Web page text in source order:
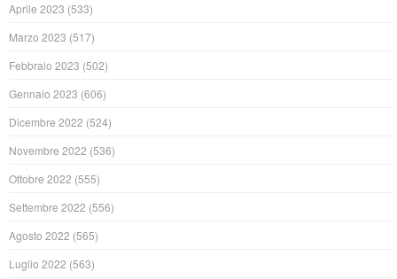
Aprile 2023 (533)
Marzo 2023 (517)
Febbraio 2023 (502)
Gennaio 2023 (606)
Dicembre 2022 (524)
Novembre 2022 (536)
Ottobre 2022 (555)
Settembre 2022 (556)
Agosto 2022 (565)
Luglio 2022 (563)